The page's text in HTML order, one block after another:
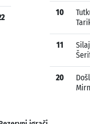
10
11
20